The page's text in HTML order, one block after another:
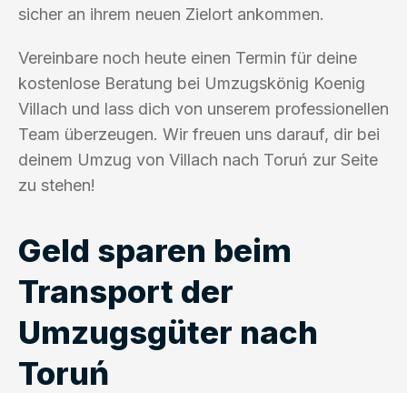
sicher an ihrem neuen Zielort ankommen.
Vereinbare noch heute einen Termin für deine
kostenlose Beratung bei Umzugskönig Koenig
Villach und lass dich von unserem professionellen
Team überzeugen. Wir freuen uns darauf, dir bei
deinem Umzug von Villach nach Toruń zur Seite
zu stehen!
Geld sparen beim
Transport der
Umzugsgüter nach
Toruń